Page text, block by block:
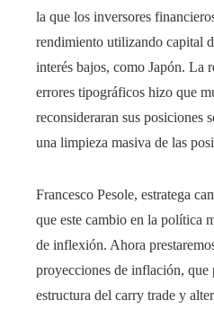
la que los inversores
rendimiento utilizando capital
interés bajos, como Japón. La
errores tipográficos hizo que
reconsideraran sus posiciones
una limpieza masiva de las
Francesco Pesole, estratega
que este cambio en la política
de inflexión. Ahora
proyecciones de inflación, que
estructura del carry trade y